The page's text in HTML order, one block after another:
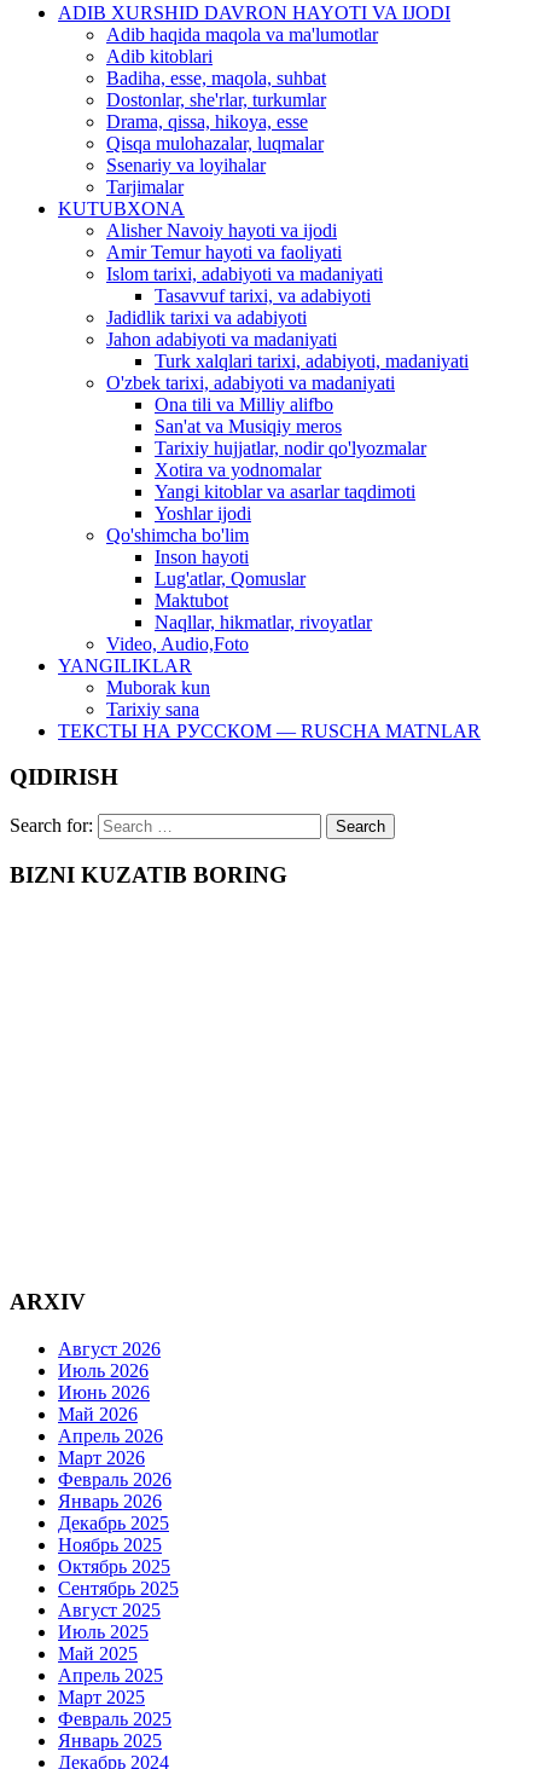
ADIB XURSHID DAVRON HAYOTI VA IJODI
Adib haqida maqola va ma'lumotlar
Adib kitoblari
Badiha, esse, maqola, suhbat
Dostonlar, she'rlar, turkumlar
Drama, qissa, hikoya, esse
Qisqa mulohazalar, luqmalar
Ssenariy va loyihalar
Tarjimalar
KUTUBXONA
Alisher Navoiy hayoti va ijodi
Amir Temur hayoti va faoliyati
Islom tarixi, adabiyoti va madaniyati
Tasavvuf tarixi, va adabiyoti
Jadidlik tarixi va adabiyoti
Jahon adabiyoti va madaniyati
Turk xalqlari tarixi, adabiyoti, madaniyati
O'zbek tarixi, adabiyoti va madaniyati
Ona tili va Milliy alifbo
San'at va Musiqiy meros
Tarixiy hujjatlar, nodir qo'lyozmalar
Xotira va yodnomalar
Yangi kitoblar va asarlar taqdimoti
Yoshlar ijodi
Qo'shimcha bo'lim
Inson hayoti
Lug'atlar, Qomuslar
Maktubot
Naqllar, hikmatlar, rivoyatlar
Video, Audio,Foto
YANGILIKLAR
Muborak kun
Tarixiy sana
ТЕКСТЫ НА РУССКОМ — RUSCHA MATNLAR
QIDIRISH
Search for:
BIZNI KUZATIB BORING
ARXIV
Август 2026
Июль 2026
Июнь 2026
Май 2026
Апрель 2026
Март 2026
Февраль 2026
Январь 2026
Декабрь 2025
Ноябрь 2025
Октябрь 2025
Сентябрь 2025
Август 2025
Июль 2025
Май 2025
Апрель 2025
Март 2025
Февраль 2025
Январь 2025
Декабрь 2024